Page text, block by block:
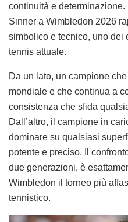
continuità e
Sinner a Wimbledon 2026
simbolico e tecnico, uno dei
tennis attuale.
Da un lato, un campione
mondiale e che continua a
consistenza che sfida
Dall’altro, il campione in
dominare su qualsiasi
potente e preciso. Il
due generazioni, è
Wimbledon il torneo più
tennistico.